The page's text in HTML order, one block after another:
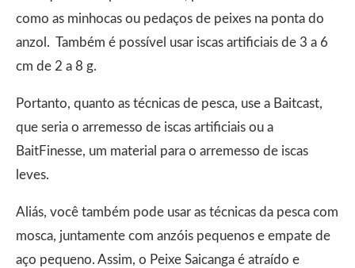
como as minhocas ou pedaços de peixes na ponta do
anzol. Também é possível usar iscas artificiais de 3 a 6
cm de 2 a 8 g.
Portanto, quanto as técnicas de pesca, use a Baitcast,
que seria o arremesso de iscas artificiais ou a
BaitFinesse, um material para o arremesso de iscas
leves.
Aliás, você também pode usar as técnicas da pesca com
mosca, juntamente com anzóis pequenos e empate de
aço pequeno. Assim, o Peixe Saicanga é atraído e